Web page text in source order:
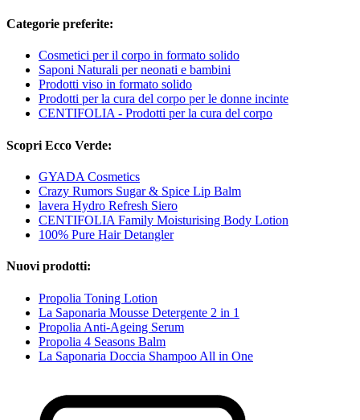
Categorie preferite:
Cosmetici per il corpo in formato solido
Saponi Naturali per neonati e bambini
Prodotti viso in formato solido
Prodotti per la cura del corpo per le donne incinte
CENTIFOLIA - Prodotti per la cura del corpo
Scopri Ecco Verde:
GYADA Cosmetics
Crazy Rumors Sugar & Spice Lip Balm
lavera Hydro Refresh Siero
CENTIFOLIA Family Moisturising Body Lotion
100% Pure Hair Detangler
Nuovi prodotti:
Propolia Toning Lotion
La Saponaria Mousse Detergente 2 in 1
Propolia Anti-Ageing Serum
Propolia 4 Seasons Balm
La Saponaria Doccia Shampoo All in One